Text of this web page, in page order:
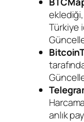
Türkiye
anlık